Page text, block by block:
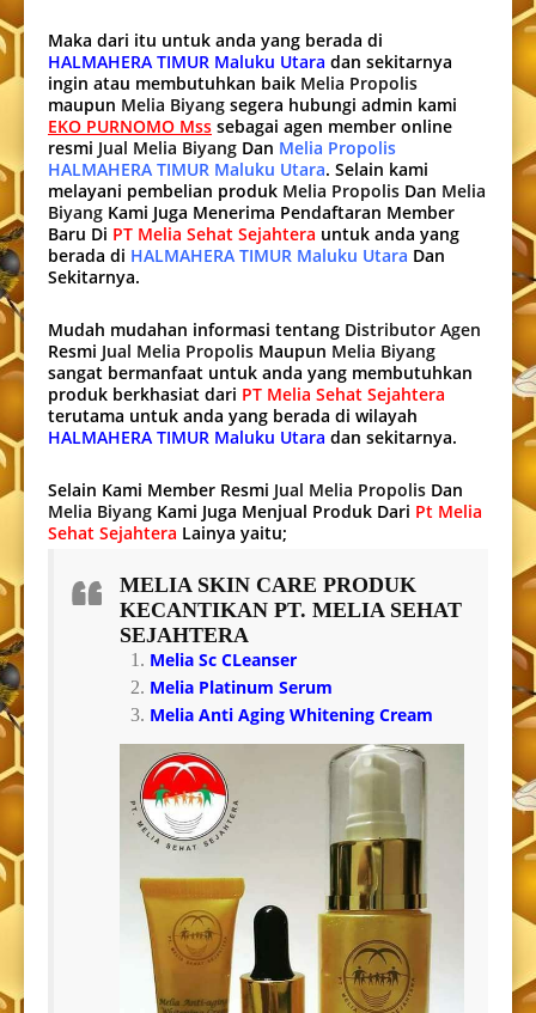
Maka dari itu untuk anda yang berada di
HALMAHERA TIMUR Maluku Utara dan sekitarnya
ingin atau membutuhkan baik Melia Propolis
maupun Melia Biyang segera hubungi admin kami
EKO PURNOMO Mss sebagai agen member online
resmi Jual Melia Biyang Dan Melia Propolis
HALMAHERA TIMUR Maluku Utara. Selain kami
melayani pembelian produk Melia Propolis Dan Melia
Biyang Kami Juga Menerima Pendaftaran Member
Baru Di PT Melia Sehat Sejahtera untuk anda yang
berada di HALMAHERA TIMUR Maluku Utara Dan
Sekitarnya.
Mudah mudahan informasi tentang Distributor Agen
Resmi Jual Melia Propolis Maupun Melia Biyang
sangat bermanfaat untuk anda yang membutuhkan
produk berkhasiat dari PT Melia Sehat Sejahtera
terutama untuk anda yang berada di wilayah
HALMAHERA TIMUR Maluku Utara dan sekitarnya.
Selain Kami Member Resmi Jual Melia Propolis Dan
Melia Biyang Kami Juga Menjual Produk Dari Pt Melia
Sehat Sejahtera Lainya yaitu;
MELIA SKIN CARE PRODUK
KECANTIKAN PT. MELIA SEHAT
SEJAHTERA
Melia Sc CLeanser
Melia Platinum Serum
Melia Anti Aging Whitening Cream